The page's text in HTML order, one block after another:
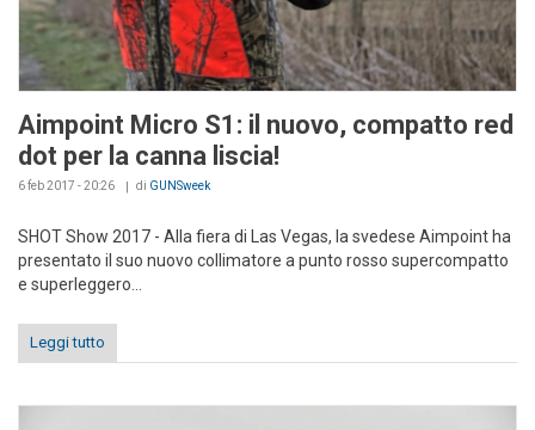
Aimpoint Micro S1: il nuovo, compatto red
dot per la canna liscia!
6 feb 2017 - 20:26 di GUNSweek
SHOT Show 2017 - Alla fiera di Las Vegas, la svedese Aimpoint ha
presentato il suo nuovo collimatore a punto rosso supercompatto
e superleggero...
Leggi tutto